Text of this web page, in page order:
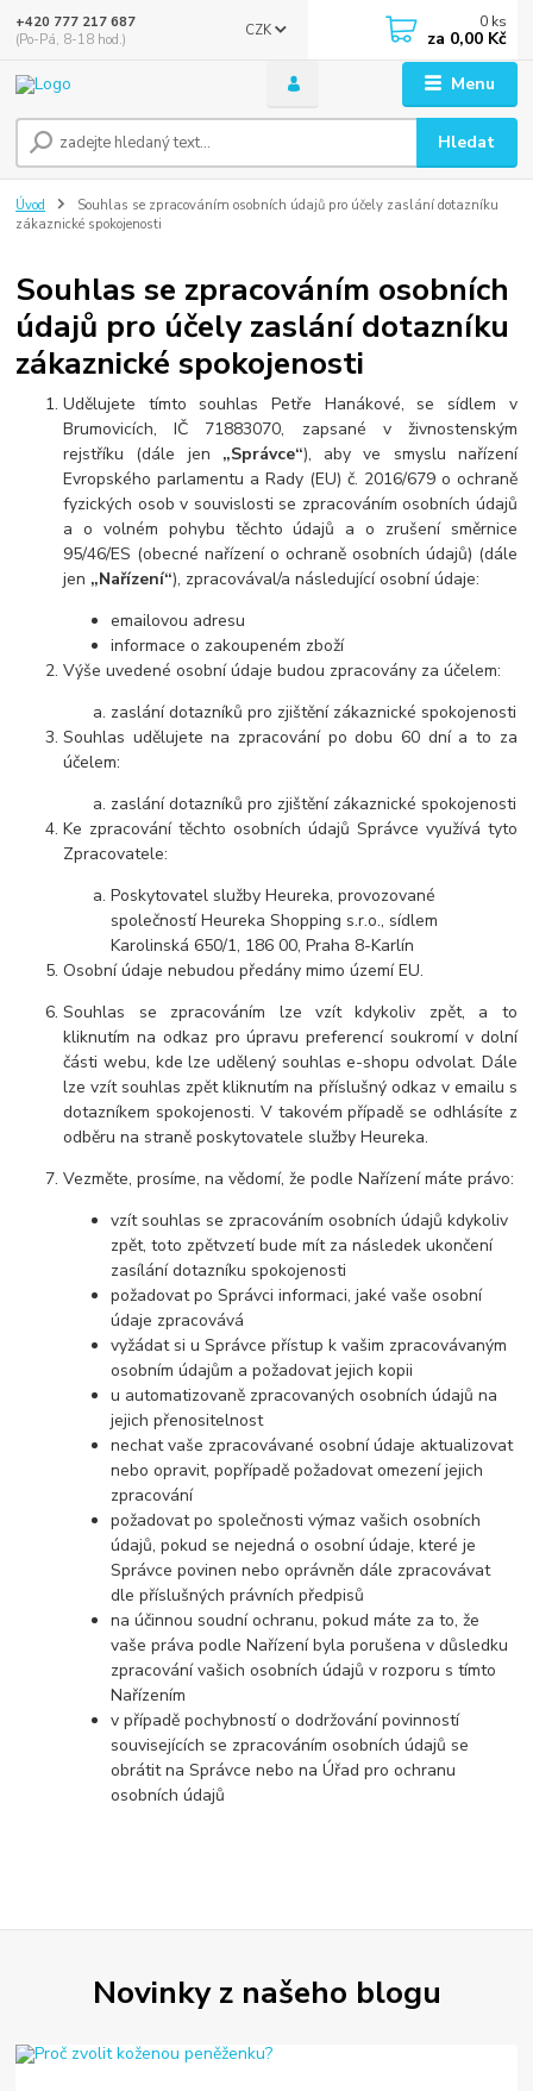
Menu
CZK
Hledat
+420 777 217 687
(Po-Pá, 8-18 hod.)
0 ks
za 0,00 Kč
Úvod
Souhlas se zpracováním osobních údajů pro účely zaslání dotazníku
zákaznické spokojenosti
Souhlas se zpracováním osobních
údajů pro účely zaslání dotazníku
zákaznické spokojenosti
Udělujete tímto souhlas Petře Hanákové, se sídlem v
Brumovicích, IČ 71883070, zapsané v živnostenským
rejstříku (dále jen „Správce“), aby ve smyslu nařízení
Evropského parlamentu a Rady (EU) č. 2016/679 o ochraně
fyzických osob v souvislosti se zpracováním osobních údajů
a o volném pohybu těchto údajů a o zrušení směrnice
95/46/ES (obecné nařízení o ochraně osobních údajů) (dále
jen „Nařízení“), zpracovával/a následující osobní údaje:
emailovou adresu
informace o zakoupeném zboží
Výše uvedené osobní údaje budou zpracovány za účelem:
zaslání dotazníků pro zjištění zákaznické spokojenosti
Souhlas udělujete na zpracování po dobu 60 dní a to za
účelem:
zaslání dotazníků pro zjištění zákaznické spokojenosti
Ke zpracování těchto osobních údajů Správce využívá tyto
Zpracovatele:
Poskytovatel služby Heureka, provozované
společností Heureka Shopping s.r.o., sídlem
Karolinská 650/1, 186 00, Praha 8-Karlín
Osobní údaje nebudou předány mimo území EU.
Souhlas se zpracováním lze vzít kdykoliv zpět, a to
kliknutím na odkaz pro úpravu preferencí soukromí v dolní
části webu, kde lze udělený souhlas e-shopu odvolat. Dále
lze vzít souhlas zpět kliknutím na příslušný odkaz v emailu s
dotazníkem spokojenosti. V takovém případě se odhlásíte z
odběru na straně poskytovatele služby Heureka.
Vezměte, prosíme, na vědomí, že podle Nařízení máte právo:
vzít souhlas se zpracováním osobních údajů kdykoliv
zpět, toto zpětvzetí bude mít za následek ukončení
zasílání dotazníku spokojenosti
požadovat po Správci informaci, jaké vaše osobní
údaje zpracovává
vyžádat si u Správce přístup k vašim zpracovávaným
osobním údajům a požadovat jejich kopii
u automatizovaně zpracovaných osobních údajů na
jejich přenositelnost
nechat vaše zpracovávané osobní údaje aktualizovat
nebo opravit, popřípadě požadovat omezení jejich
zpracování
požadovat po společnosti výmaz vašich osobních
údajů, pokud se nejedná o osobní údaje, které je
Správce povinen nebo oprávněn dále zpracovávat
dle příslušných právních předpisů
na účinnou soudní ochranu, pokud máte za to, že
vaše práva podle Nařízení byla porušena v důsledku
zpracování vašich osobních údajů v rozporu s tímto
Nařízením
v případě pochybností o dodržování povinností
souvisejících se zpracováním osobních údajů se
obrátit na Správce nebo na Úřad pro ochranu
osobních údajů
Novinky z našeho blogu